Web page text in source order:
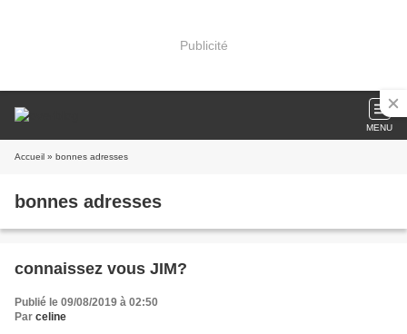
Publicité
MENU
Accueil » bonnes adresses
bonnes adresses
connaissez vous JIM?
Publié le 09/08/2019 à 02:50
Par celine